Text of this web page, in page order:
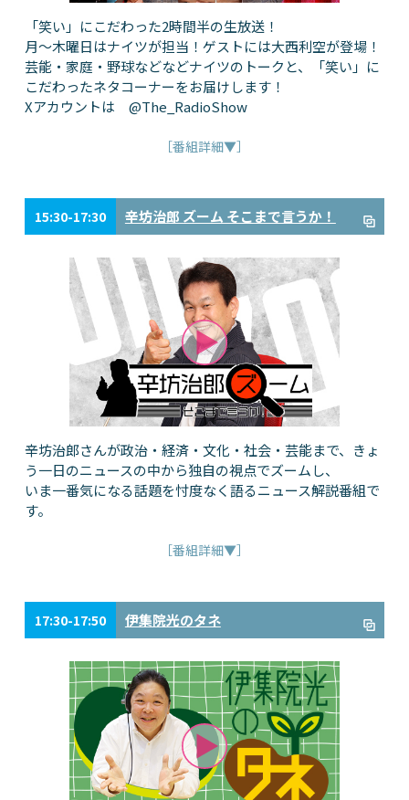
「笑い」にこだわった2時間半の生放送！
月～木曜日はナイツが担当！ゲストには大西利空が登場！
芸能・家庭・野球などなどナイツのトークと、「笑い」に
こだわったネタコーナーをお届けします！
Xアカウントは @The_RadioShow
［番組詳細▼］
15:30-17:30 辛坊治郎 ズーム そこまで言うか！
辛坊治郎さんが政治・経済・文化・社会・芸能まで、きょ
う一日のニュースの中から独自の視点でズームし、
いま一番気になる話題を忖度なく語るニュース解説番組で
す。
［番組詳細▼］
17:30-17:50 伊集院光のタネ